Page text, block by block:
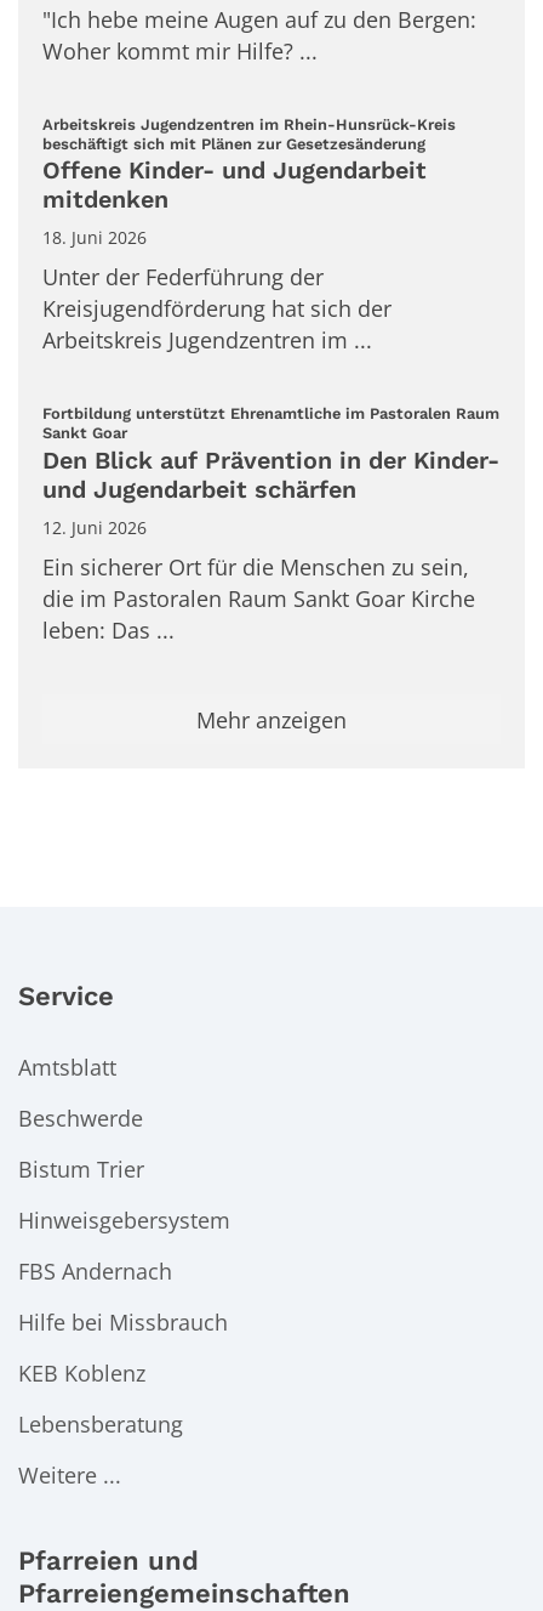
"Ich hebe meine Augen auf zu den Bergen:
Woher kommt mir Hilfe? ...
Arbeitskreis Jugendzentren im Rhein-Hunsrück-Kreis
beschäftigt sich mit Plänen zur Gesetzesänderung
Offene Kinder- und Jugendarbeit
mitdenken
18. Juni 2026
Unter der Federführung der
Kreisjugendförderung hat sich der
Arbeitskreis Jugendzentren im ...
Fortbildung unterstützt Ehrenamtliche im Pastoralen Raum
Sankt Goar
Den Blick auf Prävention in der Kinder-
und Jugendarbeit schärfen
12. Juni 2026
Ein sicherer Ort für die Menschen zu sein,
die im Pastoralen Raum Sankt Goar Kirche
leben: Das ...
Mehr anzeigen
Service
Amtsblatt
Beschwerde
Bistum Trier
Hinweisgebersystem
FBS Andernach
Hilfe bei Missbrauch
KEB Koblenz
Lebensberatung
Weitere ...
Pfarreien und
Pfarreiengemeinschaften